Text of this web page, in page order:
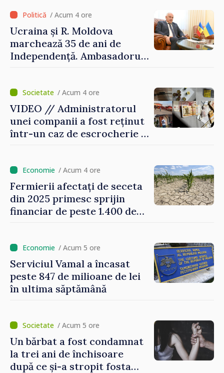
/ Acum 4 ore
Ucraina și R. Moldova
marchează 35 de ani de
Independență. Ambasadorul
suntem rezistenți și știm să
ne punctăm prioritățile
pentru viitor”
/ Acum 4 ore
VIDEO // Administratorul
unei companii a fost reținut
într-un caz de escrocherie și
domeniul agricol
/ Acum 4 ore
Fermierii afectați de seceta
din 2025 primesc sprijin
financiar de peste 1.400 de
/ Acum 5 ore
Serviciul Vamal a încasat
peste 847 de milioane de lei
în ultima săptămână
/ Acum 5 ore
Un bărbat a fost condamnat
la trei ani de închisoare
după ce și-a stropit fosta